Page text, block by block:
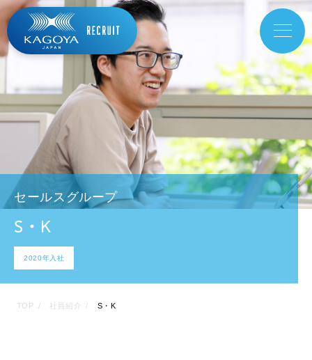
セールスグループ
S・K
2020年入社
TOP 社員紹介 S・K